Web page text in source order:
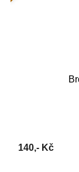
140,- Kč